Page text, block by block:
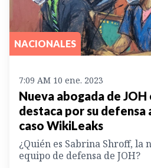
NACIONALES
7:09 AM 10 ene. 2023
Nueva abogada de JOH
destaca por su
caso WikiLeaks
¿Quién es Sabrina Shroff, la
equipo de defensa de JOH?